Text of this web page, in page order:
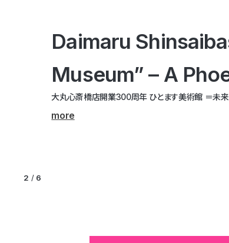
Daimaru
Museum” – A
大丸心斎橋店開業300周年 ひとます美術館 ＝未来
more
AUTONONA /
AUTONONA | xorium
more
A Legacy of
受け継がれる椅子の美学 | カール・ハンセン＆サン
more
Tomoya
塚本智也 個展「光の循環」 | 塚本智也
more
Takakura kazuki
たかくらかずき企画展『ハイパーオリエンタル』-キ
more
2 / 6